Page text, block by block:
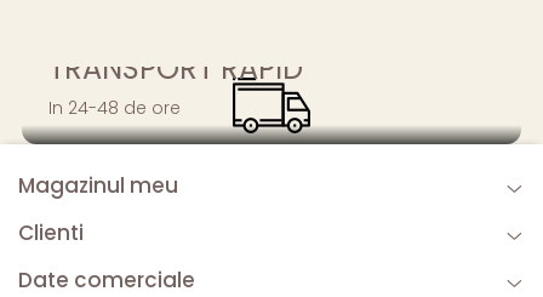
TRANSPORT RAPID
In 24-48 de ore
Magazinul meu
Clienti
Date comerciale